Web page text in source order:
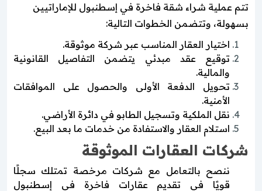
تتم عملية شراء شقة فاخرة في إسطنبول للإماراتيين
بسهولة، وتتضمن الخطوات التالية:
اختيار العقار المناسب عبر شركة موثوقة.
توقيع عقد مبدئي يتضمن التفاصيل القانونية
والمالية.
تحويل الدفعة الأولى والحصول على الموافقات
الأمنية.
نقل الملكية وتسجيل الطابو في دائرة الأراضي.
استلام العقار والاستفادة من خدمات ما بعد البيع.
شركات العقارات الموثوقة
ننصح بالتعامل مع شركات مرخصة تمتلك سجلًا
قويًا في تقديم عقارات فاخرة في إسطنبول